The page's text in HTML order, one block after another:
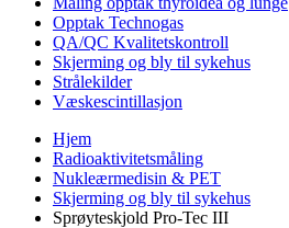
Opptak Technogas
QA/QC Kvalitetskontroll
Skjerming og bly til sykehus
Strålekilder
Væskescintillasjon
Hjem
Radioaktivitetsmåling
Nukleærmedisin & PET
Skjerming og bly til sykehus
Sprøyteskjold Pro-Tec III